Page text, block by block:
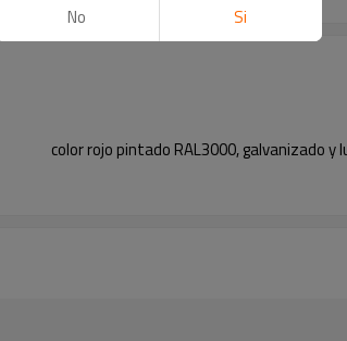
color rojo pintado RAL3000, galvanizado
No Si